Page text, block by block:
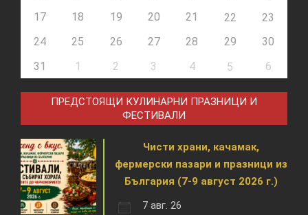
17
18 19 20 21 22
23
24
25 26 27 28 29
30
31
1 2 3 4 5 6
ПРЕДСТОЯЩИ КУЛИНАРНИ ПРАЗНИЦИ И
ФЕСТИВАЛИ
Чисти храни, качамак,
фермерски пазари и празници из
България (7-9 август 2026 г.)
7 авг. 26